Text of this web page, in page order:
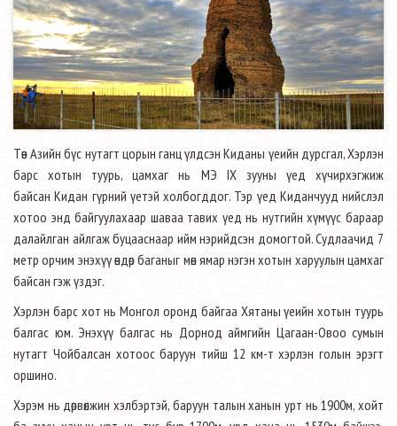
Төв Азийн бүс нутагт цорын ганц үлдсэн Киданы үеийн дурсгал, Хэрлэн
барс хотын туурь, цамхаг нь МЭ IX зууны үед хүчирхэгжиж
байсан Kидан гүрний үетэй холбогддог. Тэр үед Киданчууд нийслэл
хотоо энд байгуулахаар шаваа тавих үед нь нутгийн хүмүүс бараар
далайлган айлгаж буцааснаар ийм нэрийдсэн домогтой. Судлаачид 7
метр орчим энэхүү өндөр баганыг мөн ямар нэгэн хотын харуулын цамхаг
байсан гэж үздэг.
Хэрлэн барс хот нь Монгол оронд байгаа Хятаны үеийн хотын туурь
балгас юм. Энэхүү балгас нь Дорнод аймгийн Цагаан-Овоо сумын
нутагт Чойбалсан хотоос баруун тийш 12 км-т хэрлэн голын эрэгт
оршино.
Хэрэм нь дөрвөлжин хэлбэртэй, баруун талын ханын урт нь 1900м, хойт